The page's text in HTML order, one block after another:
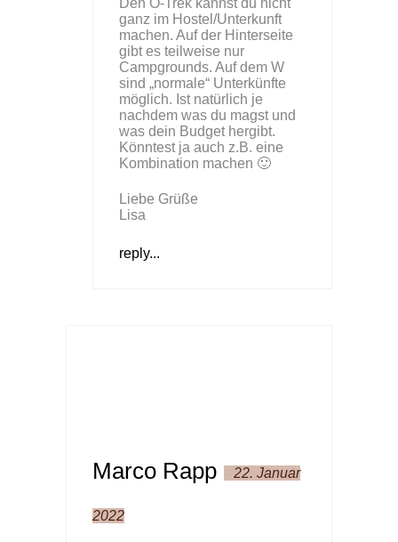
ganz im Hostel/Unterkunft
machen. Auf der Hinterseite
gibt es teilweise nur
Campgrounds. Auf dem W
sind „normale“ Unterkünfte
möglich. Ist natürlich je
nachdem was du magst und
was dein Budget hergibt.
Könntest ja auch z.B. eine
Kombination machen 🙂
Liebe Grüße
Lisa
reply...
Marco Rapp 22. Januar
2022